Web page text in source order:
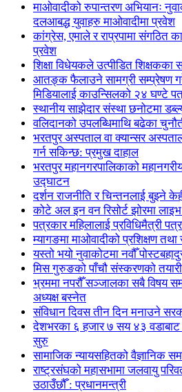
माओवादीको रुपान्तरण अभियानः
दलआबद्ध युवाहरु माओवादीमा प्रवेश
कांग्रेस, एमाले र राप्रपामा संगठित
प्रवेश
शिक्षा विधेयकले उत्पीडित शिक्षकका
आतङ्क फैलाउने सामग्री सम्प्रेषण
मिडियालाई काउन्सिलको २४ घण्टे
स्थानीय साझेदार संस्था छनोटमा
वलिदानको उपलब्धिमाथि बढेका
भरतपुर अस्पताल वा क्यान्सर
गर्न सकिन्छ: प्रमुख दाहाल
भरतपुर महानगरपालिकाको
उद्घाटन
दर्शन राजनीति र चिन्तनलाई बुझ्ने
कोटे अल इन वन रिसोर्ट झोरमा
पत्रकार महिलालाई प्रविधिमैत्री
म्यागङमा माओवादीको प्रशिक्षण
यस्तो भयो नुवाकोटमा नवौँ
मिस गुरुङको पाँचौ संस्करणको तयारी
भ्रममा नपरौँ सञ्जालका सबै विषय
अध्यक्ष बस्नेत
संविधान दिवस तीन दिन मनाउने
देशभरका ६ हजार ७ सय ४३ वडाबाट
सुरु
सामाजिक न्यायसहितको वैज्ञानिक
राष्ट्रसंघको महासभामा जलवायु
उठाउँछौँ : प्रधानमन्त्री